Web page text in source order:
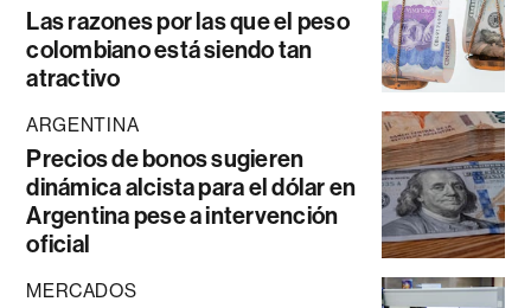
Las razones por las que el peso
colombiano está siendo tan
atractivo
ARGENTINA
Precios de bonos sugieren
dinámica alcista para el dólar en
Argentina pese a intervención
oficial
MERCADOS